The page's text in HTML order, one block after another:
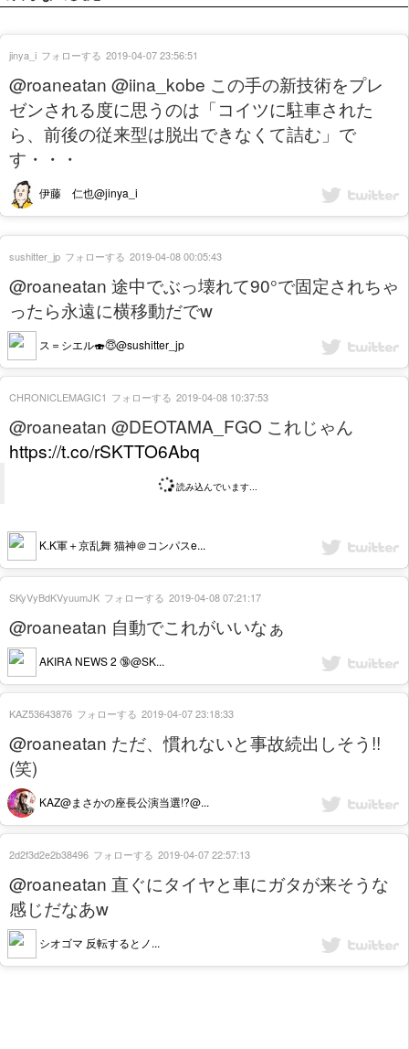
@roaneatan @iina_kobe この手の新技術をプレ
ゼンされる度に思うのは「コイツに駐車された
ら、前後の従来型は脱出できなくて詰む」で
す・・・
伊藤 仁也@jinya_i
jinya_i フォローする 2019-04-07 23:56:51
@roaneatan 途中でぶっ壊れて90°で固定されちゃ
ったら永遠に横移動だでw
ス＝シエル🍣😇@sushitter_jp
sushitter_jp フォローする 2019-04-08 00:05:43
@roaneatan @DEOTAMA_FGO これじゃん
https://t.co/rSKTTO6Abq
読み込んでいます...
K.K軍＋京乱舞 猫神＠コンパスe...
CHRONICLEMAGIC1 フォローする 2019-04-08 10:37:53
@roaneatan 自動でこれがいいなぁ
AKIRA NEWS 2 🔞@SK...
SKyVyBdKVyuumJK フォローする 2019-04-08 07:21:17
@roaneatan ただ、慣れないと事故続出しそう!!
(笑)
KAZ@まさかの座長公演当選!?@...
KAZ53643876 フォローする 2019-04-07 23:18:33
@roaneatan 直ぐにタイヤと車にガタが来そうな
感じだなあw
シオゴマ 反転するとノ...
2d2f3d2e2b38496 フォローする 2019-04-07 22:57:13